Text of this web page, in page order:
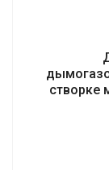
створке